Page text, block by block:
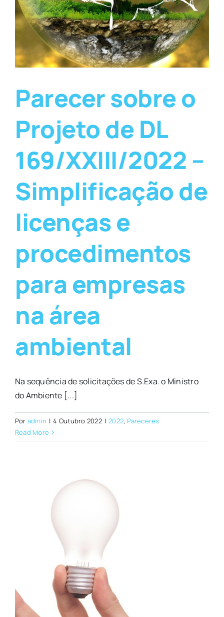
Parecer sobre o
Projeto de DL
169/XXIII/2022 –
Simplificação de
licenças e
procedimentos
para empresas
na área
ambiental
Na sequência de solicitações de S.Exa. o Ministro
do Ambiente [...]
Por admin | 4 Outubro 2022 | 2022, Pareceres
Read More